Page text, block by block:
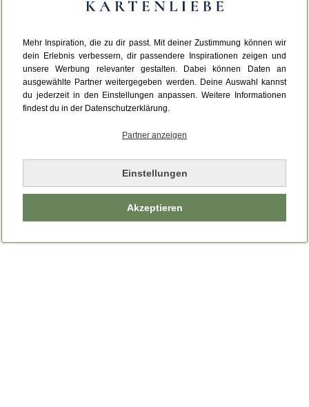
Mehr Inspiration, die zu dir passt. Mit deiner Zustimmung können wir
dein Erlebnis verbessern, dir passendere Inspirationen zeigen und
unsere Werbung relevanter gestalten. Dabei können Daten an
ausgewählte Partner weitergegeben werden. Deine Auswahl kannst
du jederzeit in den Einstellungen anpassen. Weitere Informationen
findest du in der Datenschutzerklärung.
Partner anzeigen
Einstellungen
Akzeptieren
Da ist etwas schiefgelaufen.
Leider ist ein technischer Fehler aufgetreten.
Bitte laden Sie die Seite neu.